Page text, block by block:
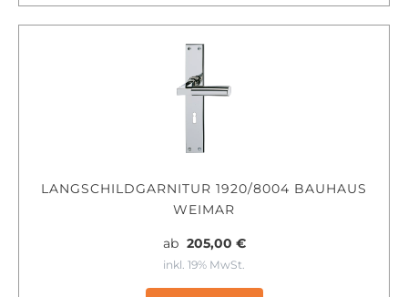
LANGSCHILDGARNITUR 1920/8004 BAUHAUS
WEIMAR
ab 205,00 €
inkl. 19% MwSt.